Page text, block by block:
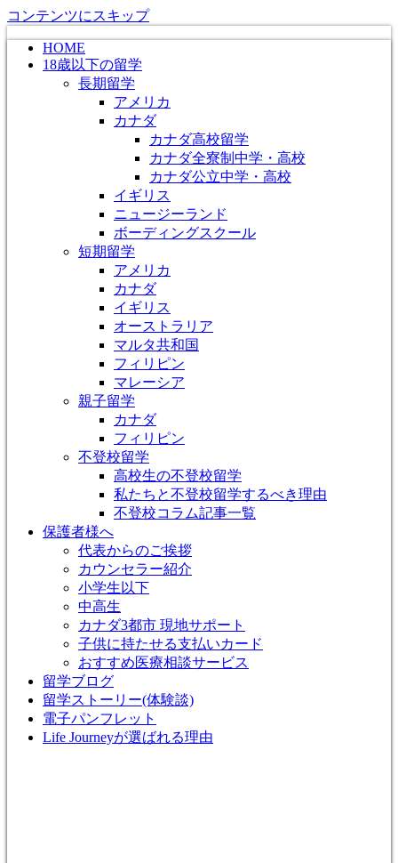
コンテンツにスキップ
HOME
18歳以下の留学
長期留学
アメリカ
カナダ
カナダ高校留学
カナダ全寮制中学・高校
カナダ公立中学・高校
イギリス
ニュージーランド
ボーディングスクール
短期留学
アメリカ
カナダ
イギリス
オーストラリア
マルタ共和国
フィリピン
マレーシア
親子留学
カナダ
フィリピン
不登校留学
高校生の不登校留学
私たちと不登校留学するべき理由
不登校コラム記事一覧
保護者様へ
代表からのご挨拶
カウンセラー紹介
小学生以下
中高生
カナダ3都市 現地サポート
子供に持たせる支払いカード
おすすめ医療相談サービス
留学ブログ
留学ストーリー(体験談)
電子パンフレット
Life Journeyが選ばれる理由